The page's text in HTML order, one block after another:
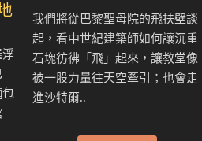
包
我們將從巴黎聖母院的飛扶壁談
起，看中世紀建築師如何讓沉重
石塊彷彿「飛」起來，讓教堂像
被一股力量往天空牽引；也會走
進沙特爾..